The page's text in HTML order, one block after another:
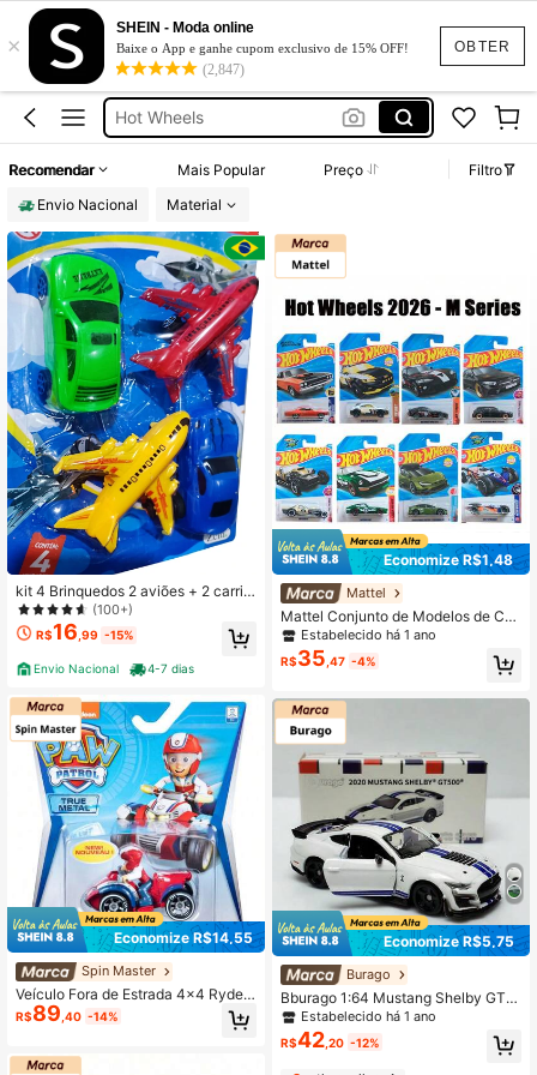
OBTER
×
SHEIN - Moda online
Baixe o App e ganhe cupom exclusivo de 15% OFF!
(2,847)
Hotwheels
Lego
Hot Wheels
Formula 1
Lego
Recomendar Mais Popular Preço
Filtro
Envio Nacional
Material
kit 4 Brinquedos 2 aviões + 2 carrin
hos brinquedo infantil baratinho pre
sente natal dia das crianças
(100+)
R$16,99 -15%
Envio Nacional 4-7 dias
Economize R$14,55
Spin Master
Veículo Fora de Estrada 4x4 Ryder
TRUE METAL - Carro de Brinquedo
Todo-Terreno Licenciado Oficial da
vel, Licença Autêntica de Marca No
R$89 ,40 -14%
Economize R$1,48
Mattel
Mattel Conjunto de Modelos de Car
ros em Metal Hot Wheels 26M Lote
Audi Mercedes Benz Coleção de Br
inquedos de Carros Esportivos C49
Estabelecido há 1 ano
R$35 ,47 -4%
Economize R$5,75
Burago
Bburago 1:64 Mustang Shelby GT5
00 Modelo de Fundição - Tamanho
Real: 3,5 Polegadas/8,5 Cm (Confor
me Mostrado com Régua)! Corpo de
Estabelecido há 1 ano
R$42 ,20 -12%